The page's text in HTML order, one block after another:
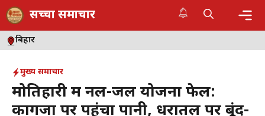
Skip
to
content
सच्चा समाचार
बिहार
मुख्य समाचार
मोतिहारी में नल-जल योजना फेल:
कागजों पर पहुंचा पानी, धरातल पर बूंद-